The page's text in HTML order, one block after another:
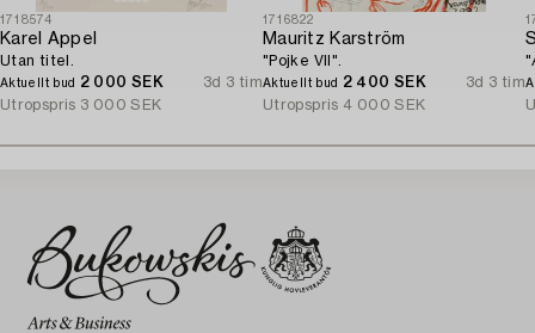
1718574
Karel Appel
Utan titel.
Aktuellt bud 2 000 SEK
3d 3 tim
Utropspris 3 000 SEK
1716822
Mauritz Karström
"Pojke VII".
Aktuellt bud 2 400 SEK
3d 3 tim
Utropspris 4 000 SEK